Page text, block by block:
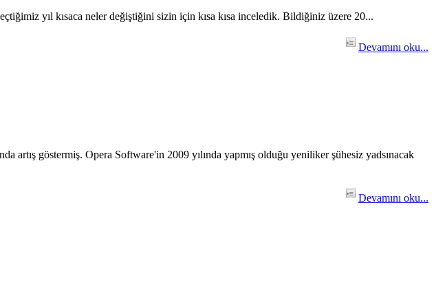
yıl kısaca neler değiştiğini sizin için kısa kısa inceledik. Bildiğiniz üzere 20...
Devamını oku...
artış göstermiş. Opera Software'in 2009 yılında yapmış olduğu yeniliker şühesiz yadsınacak
Devamını oku...